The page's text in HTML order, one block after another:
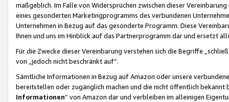
maßgeblich. Im Falle von Widersprüchen zwischen dieser
eines gesonderten Marketingprogramms des verbundenen
Unternehmen in Bezug auf das gesonderte Programm. Diese
Ihnen und uns im Hinblick auf das Partnerprogramm dar und ersetzt
Für die Zwecke dieser Vereinbarung verstehen sich die Begriffe
von „jedoch nicht beschränkt auf“.
Sämtliche Informationen in Bezug auf Amazon oder unsere
bereitstellen oder zugänglich machen und die nicht öffentlich
Informationen“ von Amazon dar und verbleiben im alleinigen